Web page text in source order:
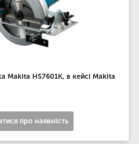
Makita HS7601K, в кейсі Makita
про наявність